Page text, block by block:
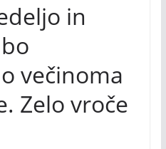
in
večinoma
Zelo vroče